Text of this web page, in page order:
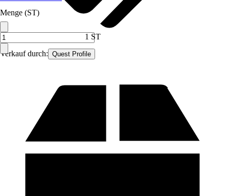
Verkauf durch: Quest Profile
Menge (ST)
1 ST